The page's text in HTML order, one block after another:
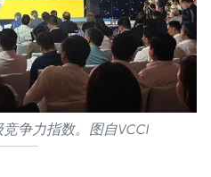
争力指数。图自VCCI